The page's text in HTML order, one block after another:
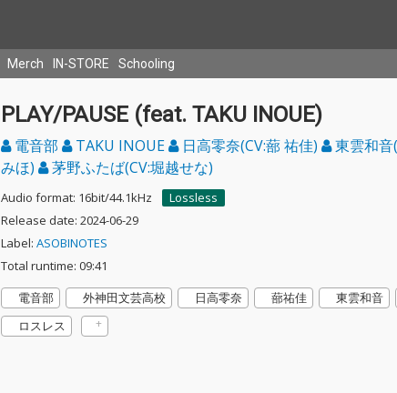
Merch IN-STORE Schooling
PLAY/PAUSE (feat. TAKU INOUE)
電音部 TAKU INOUE 日高零奈(CV:蔀 祐佳)
東雲和音
みほ)
茅野ふたば(CV:堀越せな)
Audio format: 16bit/44.1kHz
Lossless
Release date: 2024-06-29
Label: ASOBINOTES
Total runtime: 09:41
電音部
外神田文芸高校 日高零奈 蔀祐佳 東雲和音
ロスレス